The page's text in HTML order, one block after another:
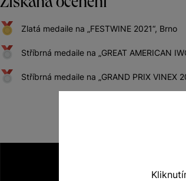
Zlatá medaile na „FESTWINE 2021“, Brno
Stříbrná medaile na „GREAT AMERICAN
Stříbrná medaile na „GRAND PRIX VINEX